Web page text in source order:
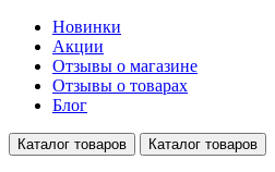
Новинки
Акции
Отзывы о магазине
Отзывы о товарах
Блог
Каталог товаров Каталог товаров